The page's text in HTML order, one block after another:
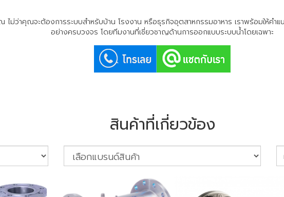
ไม่ว่าคุณจะต้องการระบบสำหรับบ้าน โรงงาน หรือธุรกิจอุตสาหกรรมอาหาร เราพร้อมให้คำ
อย่างครบวงจร โดยทีมงานที่เชี่ยวชาญด้านการออกแบบระบบน้ำโดยเฉพาะ
สินค้าที่เกี่ยวข้อง